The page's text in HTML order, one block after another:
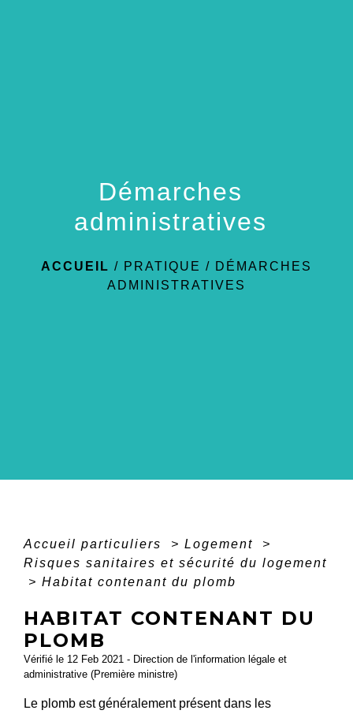
Démarches
administratives
ACCUEIL / PRATIQUE / DÉMARCHES
ADMINISTRATIVES
Accueil particuliers > Logement
>
Risques sanitaires et sécurité du logement
> Habitat contenant du plomb
HABITAT CONTENANT DU
PLOMB
Vérifié le 12 Feb 2021 - Direction de l'information légale et
administrative (Première ministre)
Le plomb est généralement présent dans les